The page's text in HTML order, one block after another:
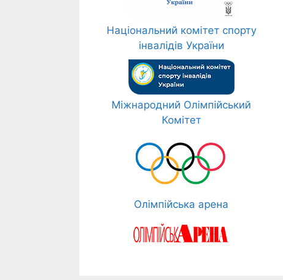
Національний комітет спорту
інвалідів України
Міжнародний Олімпійський
Комітет
Олімпійська арена